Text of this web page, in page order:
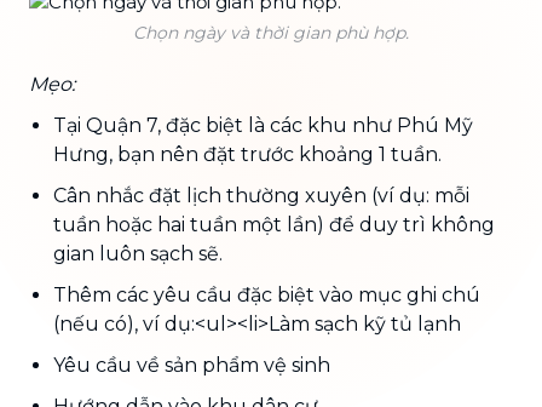
Chọn ngày và thời gian phù hợp.
Mẹo:
Tại Quận 7, đặc biệt là các khu như Phú Mỹ
Hưng, bạn nên đặt trước khoảng 1 tuần.
Cân nhắc đặt lịch thường xuyên (ví dụ: mỗi
tuần hoặc hai tuần một lần) để duy trì không
gian luôn sạch sẽ.
Thêm các yêu cầu đặc biệt vào mục ghi chú
(nếu có), ví dụ:<ul><li>Làm sạch kỹ tủ lạnh
Yêu cầu về sản phẩm vệ sinh